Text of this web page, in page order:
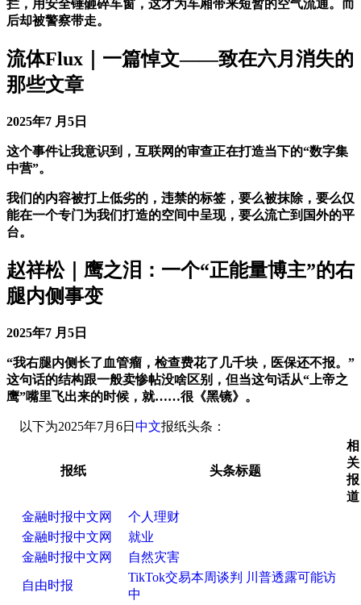
拦，用安全锤砸碎车窗，这才为车厢带来短暂的空气流通。而
后却被警察带走。
流体Flux｜一篇悼文——致在六月消失的
那些文章
2025年7 月5日
这个事件让我意识到，互联网的审查正在打造当下的“数字集
中营”。
我们的内容被打上低劣的，违禁的标签，要么被抹除，要么仅
能在一个专门为我们打造的空间中呈现，要么流亡到国外的平
台。
赵祥松｜鹰之泪：一个“正能量博主”的右
腿内侧事变
2025年7 月5日
“我右腿内侧长了血管瘤，检查费花了几千块，医保还不报。”
这句话的结构跟一般卖惨帖没啥区别，但当这句话从“上帝之
鹰”嘴里飞出来的时候，就……很《黑镜》。
以下为2025年7月6日 中文报纸头条：
报纸 头条标题
相
关
报
道
金融时报中文网
个人理财
金融时报中文网
就业
金融时报中文网
自然灾害
自由时报
TikTok交易本周谈判 川普透露可能访
中